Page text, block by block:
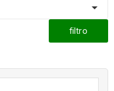

filtro